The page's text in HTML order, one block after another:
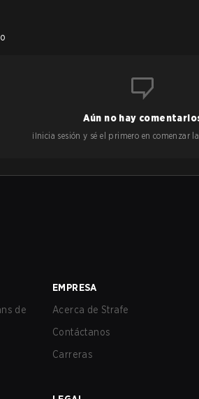
Aún no hay
¡Inicia sesión y sé el primero en comenzar
de
EMPRESA
Acerca de Strafe
Contáctanos
Carreras